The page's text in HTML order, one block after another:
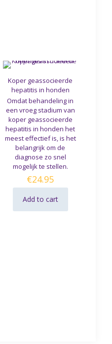
Koper geassocieerde
hepatitis in honden
Omdat behandeling in
een vroeg stadium van
koper geassocieerde
hepatitis in honden het
meest effectief is, is het
belangrijk om de
diagnose zo snel
mogelijk te stellen.
€24.95
Add to cart